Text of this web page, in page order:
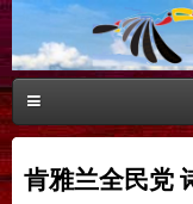
肯雅兰全民党